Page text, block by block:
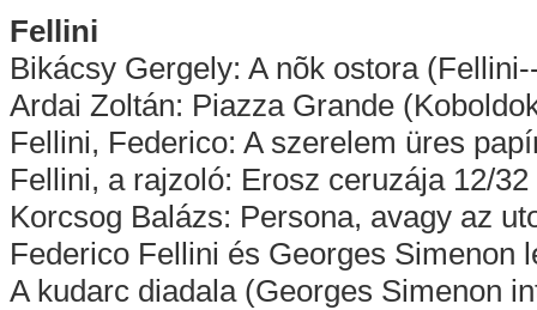
Fellini
Bikácsy Gergely: A nõk ostora
Ardai Zoltán: Piazza Grande
Fellini, Federico: A szerelem üres
Fellini, a rajzoló: Erosz ceruzája 12/32
Korcsog Balázs: Persona, avagy az
Federico Fellini és Georges Simenon
A kudarc diadala (Georges Simenon